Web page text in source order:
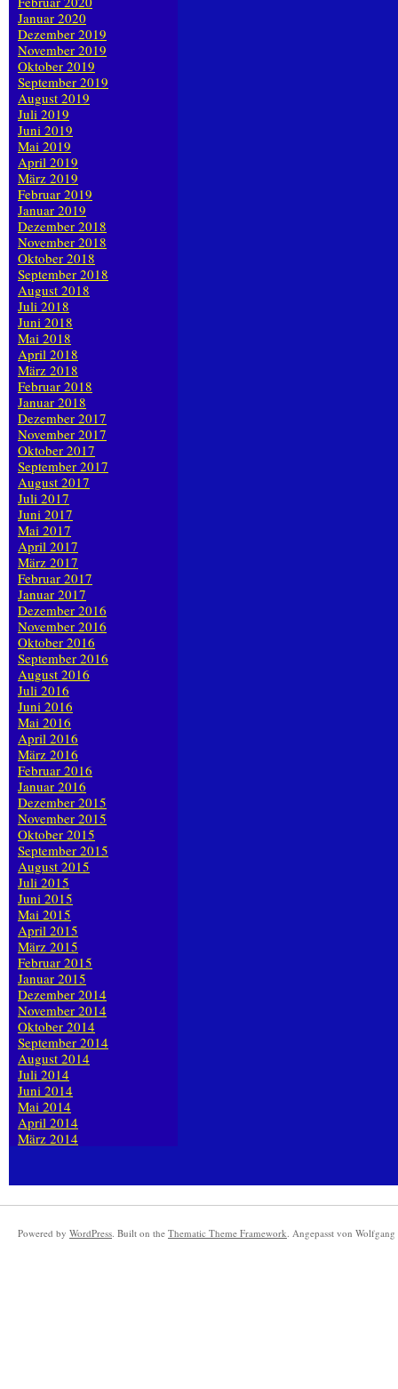
Januar 2020
Dezember 2019
November 2019
Oktober 2019
September 2019
August 2019
Juli 2019
Juni 2019
Mai 2019
April 2019
März 2019
Februar 2019
Januar 2019
Dezember 2018
November 2018
Oktober 2018
September 2018
August 2018
Juli 2018
Juni 2018
Mai 2018
April 2018
März 2018
Februar 2018
Januar 2018
Dezember 2017
November 2017
Oktober 2017
September 2017
August 2017
Juli 2017
Juni 2017
Mai 2017
April 2017
März 2017
Februar 2017
Januar 2017
Dezember 2016
November 2016
Oktober 2016
September 2016
August 2016
Juli 2016
Juni 2016
Mai 2016
April 2016
März 2016
Februar 2016
Januar 2016
Dezember 2015
November 2015
Oktober 2015
September 2015
August 2015
Juli 2015
Juni 2015
Mai 2015
April 2015
März 2015
Februar 2015
Januar 2015
Dezember 2014
November 2014
Oktober 2014
September 2014
August 2014
Juli 2014
Juni 2014
Mai 2014
April 2014
März 2014
Powered by WordPress. Built on the Thematic Theme Framework. Angepasst von